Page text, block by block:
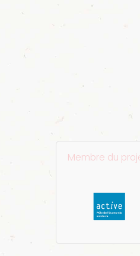
Membre du